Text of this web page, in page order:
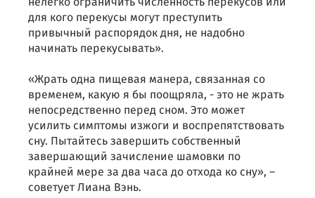
для кого перекусы могут преступить
привычный распорядок дня, не надобно
начинать перекусывать».
«Жрать одна пищевая манера, связанная со
временем, какую я бы поощряла, - это не жрать
непосредственно перед сном. Это может
усилить симптомы изжоги и воспрепятствовать
сну. Пытайтесь завершить собственный
завершающий зачисление шамовки по
крайней мере за два часа до отхода ко сну», –
советует Лиана Вэнь.